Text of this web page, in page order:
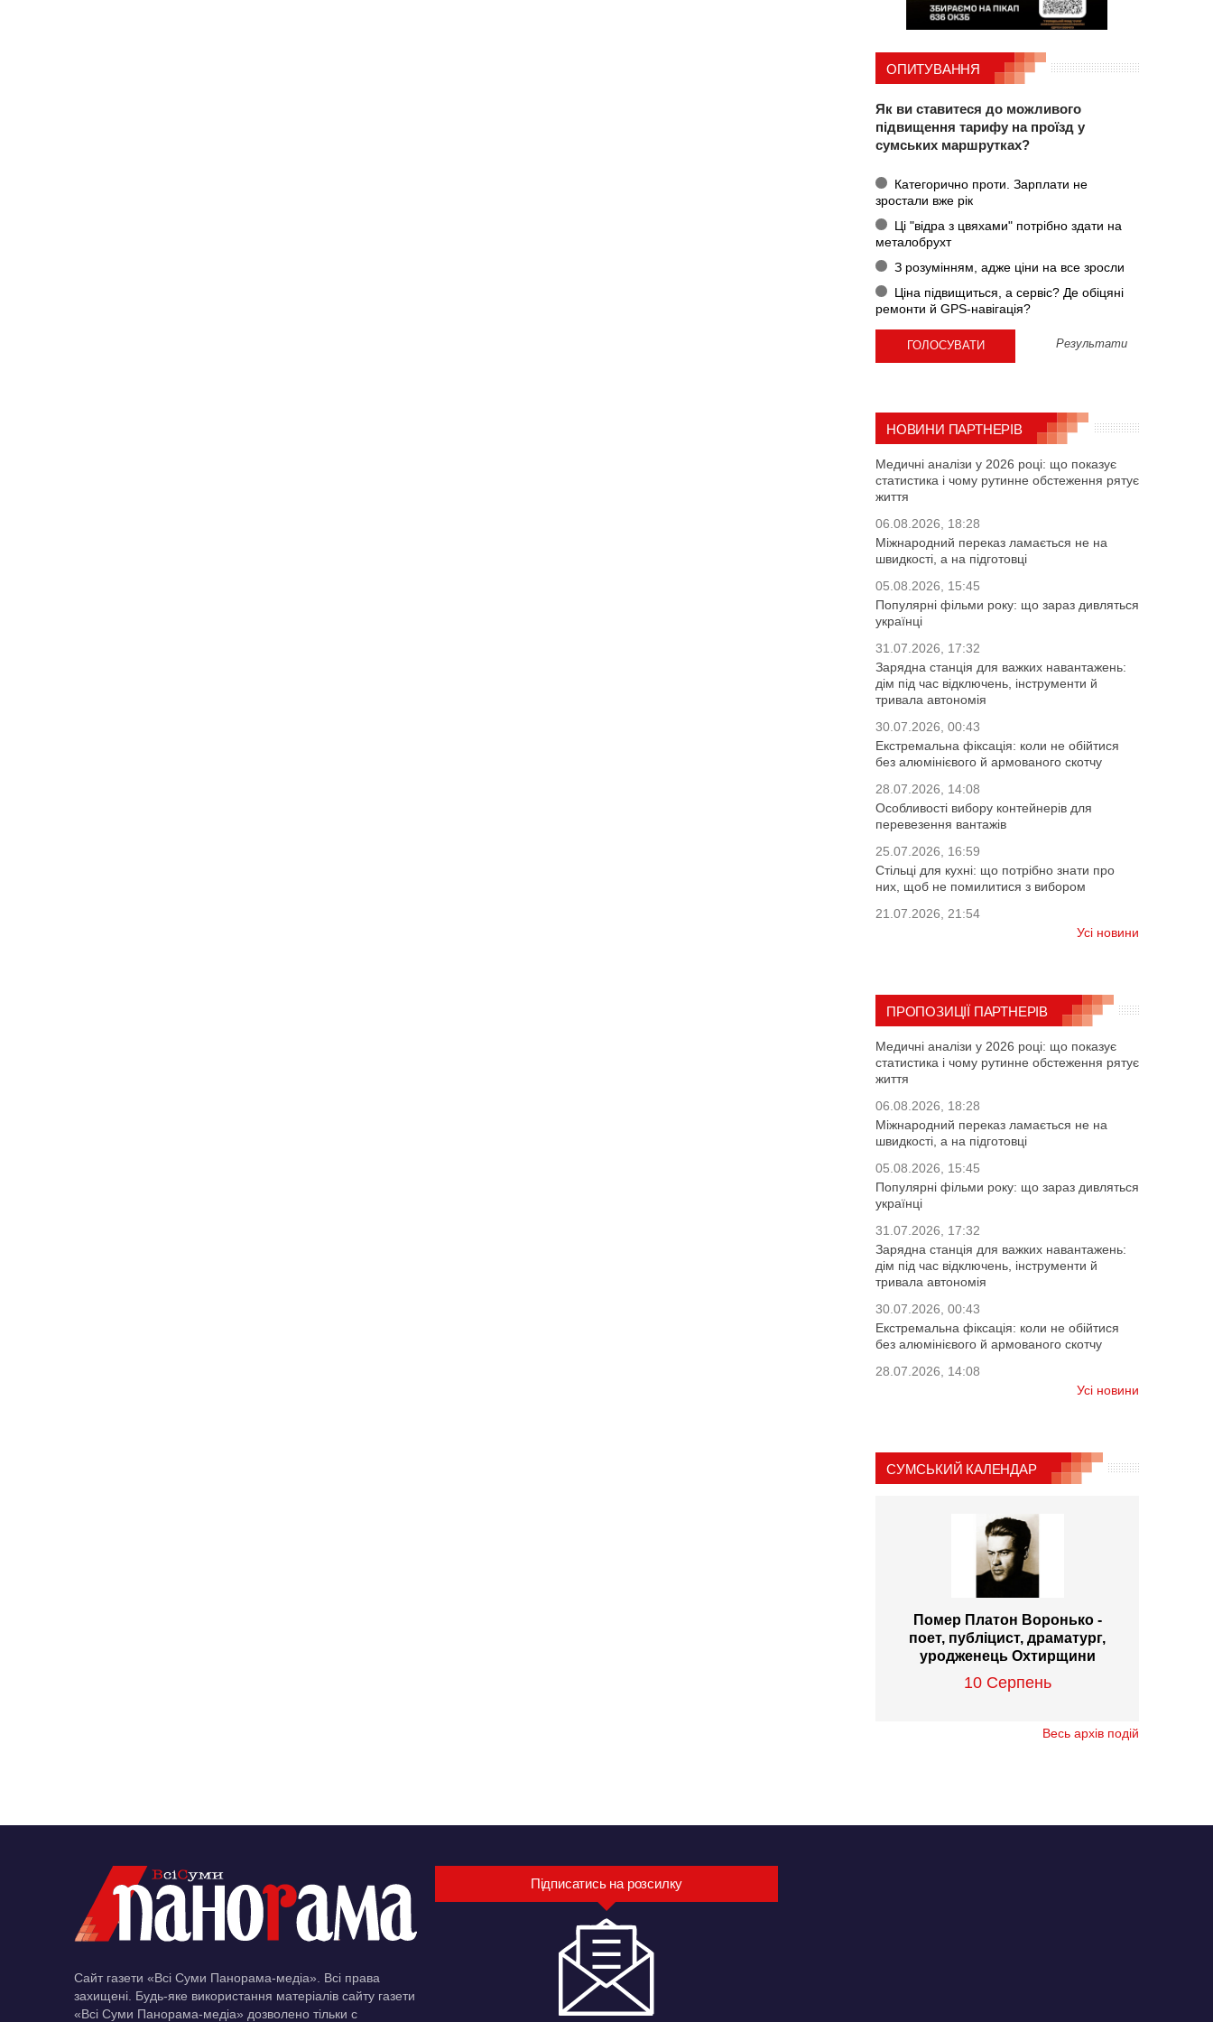
ОПИТУВАННЯ
Як ви ставитеся до можливого
підвищення тарифу на проїзд у
сумських маршрутках?
Категорично проти. Зарплати не
зростали вже рік
Ці "відра з цвяхами" потрібно здати на
металобрухт
З розумінням, адже ціни на все зросли
Ціна підвищиться, а сервіс? Де обіцяні
ремонти й GPS-навігація?
Результати
НОВИНИ ПАРТНЕРІВ
Медичні аналізи у 2026 році: що показує
статистика і чому рутинне обстеження рятує
життя
06.08.2026, 18:28
Міжнародний переказ ламається не на
швидкості, а на підготовці
05.08.2026, 15:45
Популярні фільми року: що зараз дивляться
українці
31.07.2026, 17:32
Зарядна станція для важких навантажень:
дім під час відключень, інструменти й
тривала автономія
30.07.2026, 00:43
Екстремальна фіксація: коли не обійтися
без алюмінієвого й армованого скотчу
28.07.2026, 14:08
Особливості вибору контейнерів для
перевезення вантажів
25.07.2026, 16:59
Стільці для кухні: що потрібно знати про
них, щоб не помилитися з вибором
21.07.2026, 21:54
Усі новини
ПРОПОЗИЦІЇ ПАРТНЕРІВ
Медичні аналізи у 2026 році: що показує
статистика і чому рутинне обстеження рятує
життя
06.08.2026, 18:28
Міжнародний переказ ламається не на
швидкості, а на підготовці
05.08.2026, 15:45
Популярні фільми року: що зараз дивляться
українці
31.07.2026, 17:32
Зарядна станція для важких навантажень:
дім під час відключень, інструменти й
тривала автономія
30.07.2026, 00:43
Екстремальна фіксація: коли не обійтися
без алюмінієвого й армованого скотчу
28.07.2026, 14:08
Усі новини
СУМСЬКИЙ КАЛЕНДАР
Помер Платон Воронько -
поет, публіцист, драматург,
уродженець Охтирщини
10 Серпень
Весь архів подій
Сайт газети «Всі Суми Панорама-медіа». Всі права
захищені. Будь-яке використання матеріалів сайту газети
«Всі Суми Панорама-медіа» дозволено тільки c
Підписатись на розсилку